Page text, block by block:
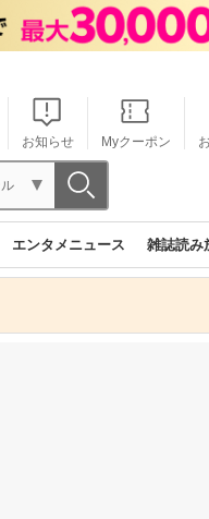
お知らせ Myクーポン
エンタメニュース 雑誌読み